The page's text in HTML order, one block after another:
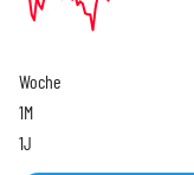
Woche
1M
1J